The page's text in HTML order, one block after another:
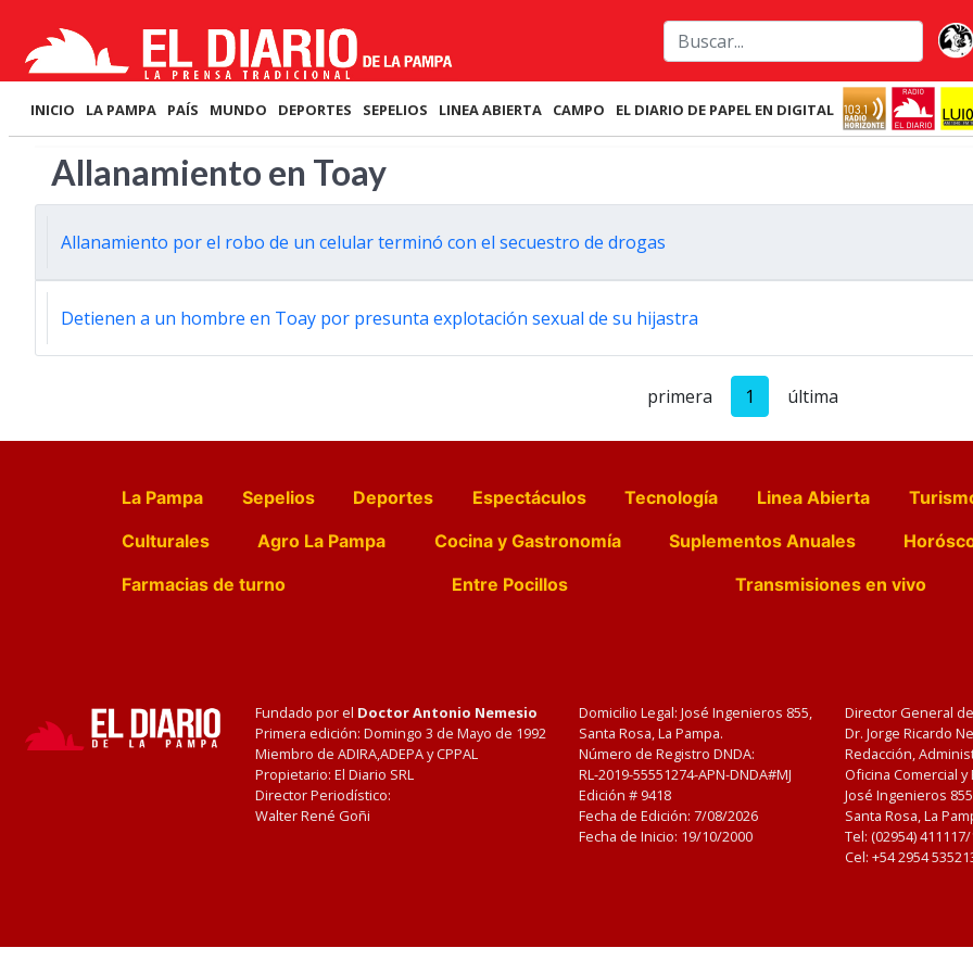
INICIO LA PAMPA PAÍS MUNDO DEPORTES SEPELIOS LINEA ABIERTA CAMPO EL DIARIO DE PAPEL EN DIGITAL
Allanamiento en Toay
Allanamiento por el robo de un celular terminó con el secuestro de drogas
Detienen a un hombre en Toay por presunta explotación sexual de su hijastra
primera 1 última
La Pampa Sepelios Deportes Espectáculos Tecnología Linea Abierta
Culturales
Agro La Pampa Cocina y Gastronomía Suplementos Anuales
Farmacias de turno
Entre Pocillos Transmisiones en vivo
Fundado por el Doctor Antonio Nemesio
Primera edición: Domingo 3 de Mayo de 1992
Miembro de ADIRA,ADEPA y CPPAL
Propietario: El Diario SRL
Director Periodístico:
Walter René Goñi
Domicilio Legal: José Ingenieros 855,
Santa Rosa, La Pampa.
Número de Registro DNDA:
RL-2019-55551274-APN-DNDA#MJ
Edición # 9418
Fecha de Edición: 7/08/2026
Fecha de Inicio: 19/10/2000
Director General
Dr. Jorge Ricardo
Redacción,
Oficina Comercial
José Ingenieros
Santa Rosa, La
Tel: (02954)
Cel: +54 2954